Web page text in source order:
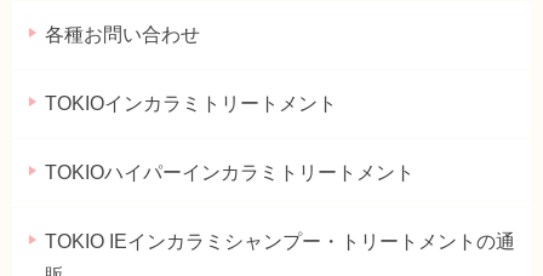
各種お問い合わせ
TOKIOインカラミトリートメント
TOKIOハイパーインカラミトリートメント
TOKIO IEインカラミシャンプー・トリートメントの通